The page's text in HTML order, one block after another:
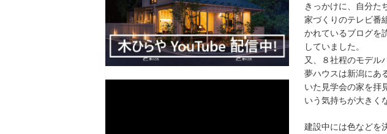
きっかけに、自分た
家づくりのテレビ番
かれているブログを
していました。
又、８社程のモデル
夢ハウスは新潟にあ
いた見学会の家を拝
いう気持ちが大きく
建設中には色などを